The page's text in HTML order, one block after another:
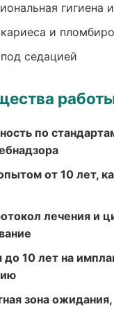
гигиена
и
седацией
по
от 10 лет,
лечения и
до 10 лет на
зона ожидания,